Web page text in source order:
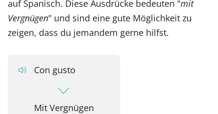
auf Spanisch. Diese Ausdrücke bedeuten "mit
Vergnügen" und sind eine gute Möglichkeit zu
zeigen, dass du jemandem gerne hilfst.
Con gusto
Mit Vergnügen